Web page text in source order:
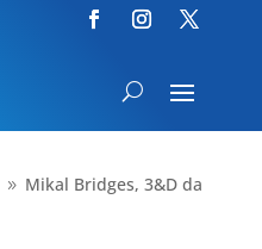
9 Mikal Bridges, 3&D da